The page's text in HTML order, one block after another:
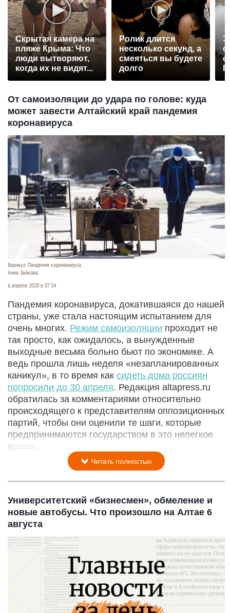
Скрытая камера на
пляже Крыма: Что
люди вытворяют,
когда их не видят...
Ролик длится
несколько секунд, а
смеяться вы будете
долго
От самоизоляции до удара по голове: куда
может завести Алтайский край пандемия
коронавируса
Барнаул. Пандемия коронавируса.
Анна Зайкова.
6 апреля 2020 в 07:34
Пандемия коронавируса, докатившаяся до нашей
страны, уже стала настоящим испытанием для
очень многих. Режим самоизоляции проходит не
так просто, как ожидалось, а вынужденные
выходные весьма больно бьют по экономике. А
ведь прошла лишь неделя «незапланированных
каникул», в то время как сидеть дома россиян
попросили до 30 апреля. Редакция altapress.ru
обратилась за комментариями относительно
происходящего к представителям оппозиционных
партий, чтобы они оценили те шаги, которые
предпринимаются государством в это нелегкое
время.
Читать полностью
Университетский «бизнесмен», обмеление и
новые автобусы. Что произошло на Алтае 6
августа